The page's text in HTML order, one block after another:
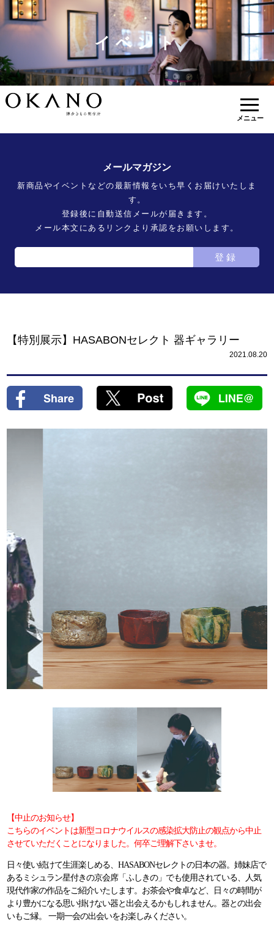
イベント
メニュー
メールマガジン
新商品やイベントなどの最新情報をいち早くお届けいたしま
す。
登録後に自動送信メールが届きます。
メール本文にあるリンクより承認をお願いします。
登録
【特別展示】HASABONセレクト 器ギャラリー
2021.08.20
【中止のお知らせ】
こちらのイベントは新型コロナウイルスの感染拡大防止の観点から中止
させていただくことになりました。何卒ご理解下さいませ。
日々使い続けて生涯楽しめる、HASABONセレクトの日本の器。姉妹店で
あるミシュラン星付きの京会席「ふしきの」でも使用されている、人気
現代作家の作品をご紹介いたします。お茶会や食卓など、日々の時間が
より豊かになる思い掛けない器と出会えるかもしれません。器との出会
いもご縁。 一期一会の出会いをお楽しみください。